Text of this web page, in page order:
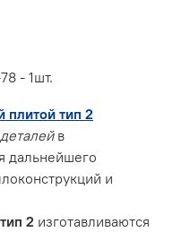
- 1шт.
плитой тип 2
в
дальнейшего
и
2 изготавливаются